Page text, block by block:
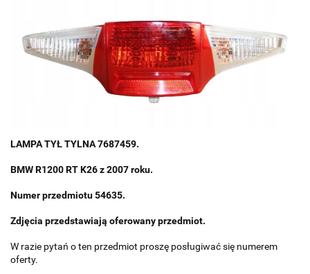
LAMPA TYŁ TYLNA 7687459.
BMW R1200 RT K26 z 2007 roku.
Numer przedmiotu 54635.
Zdjęcia przedstawiają oferowany przedmiot.
W razie pytań o ten przedmiot proszę posługiwać się numerem
oferty.